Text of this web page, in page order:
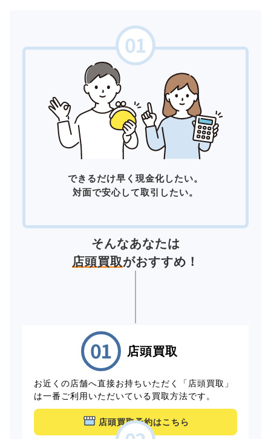
できるだけ早く現金化したい。
対面で安心して取引したい。
そんなあなたは
店頭買取がおすすめ！
店頭買取
お近くの店舗へ直接お持ちいただく「店頭買取」
は一番ご利用いただいている買取方法です。
店頭買取予約はこちら